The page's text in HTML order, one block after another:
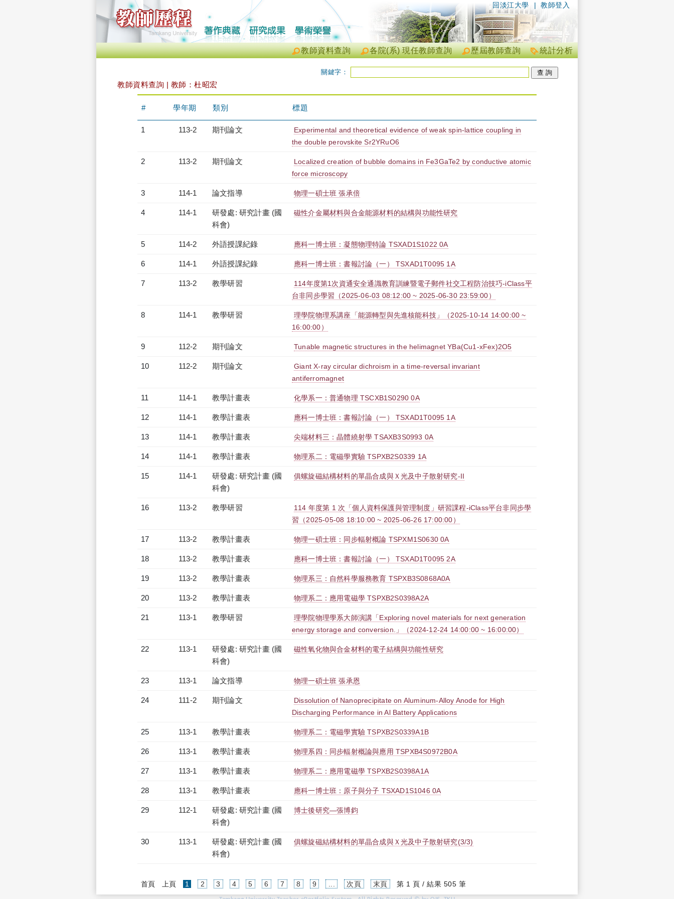
| 教師登入
回淡江大學
統計分析
歷屆教師查詢
各院(系) 現任教師查詢
教師資料查詢
關鍵字：
教師資料查詢 | 教師：杜昭宏
# 學年期 類別 標題
1 113-2 期刊論文
Experimental and theoretical evidence of weak spin-lattice coupling in
the double perovskite Sr2YRuO6
2 113-2 期刊論文
Localized creation of bubble domains in Fe3GaTe2 by conductive atomic
force microscopy
3 114-1 論文指導 物理一碩士班 張承倍
4 114-1
研發處: 研究計畫 (國
科會)
磁性介金屬材料與合金能源材料的結構與功能性研究
5 114-2 外語授課紀錄 應科一博士班：凝態物理特論 TSXAD1S1022 0A
6 114-1 外語授課紀錄 應科一博士班：書報討論（一） TSXAD1T0095 1A
7 113-2 教學研習
114年度第1次資通安全通識教育訓練暨電子郵件社交工程防治技巧-iClass平
台非同步學習（2025-06-03 08:12:00 ~ 2025-06-30 23:59:00）
8 114-1 教學研習
理學院物理系講座「能源轉型與先進核能科技」（2025-10-14 14:00:00 ~
16:00:00）
9 112-2 期刊論文 Tunable magnetic structures in the helimagnet YBa(Cu1-xFex)2O5
10 112-2 期刊論文
Giant X-ray circular dichroism in a time-reversal invariant
antiferromagnet
11 114-1 教學計畫表 化學系一：普通物理 TSCXB1S0290 0A
12 114-1 教學計畫表 應科一博士班：書報討論（一） TSXAD1T0095 1A
13 114-1 教學計畫表 尖端材料三：晶體繞射學 TSAXB3S0993 0A
14 114-1 教學計畫表 物理系二：電磁學實驗 TSPXB2S0339 1A
15 114-1
研發處: 研究計畫 (國
科會)
俱螺旋磁結構材料的單晶合成與Ｘ光及中子散射研究-II
16 113-2 教學研習
114 年度第 1 次「個人資料保護與管理制度」研習課程-iClass平台非同步學
習（2025-05-08 18:10:00 ~ 2025-06-26 17:00:00）
17 113-2 教學計畫表 物理一碩士班：同步輻射概論 TSPXM1S0630 0A
18 113-2 教學計畫表 應科一博士班：書報討論（一） TSXAD1T0095 2A
19 113-2 教學計畫表 物理系三：自然科學服務教育 TSPXB3S0868A0A
20 113-2 教學計畫表 物理系二：應用電磁學 TSPXB2S0398A2A
21 113-1 教學研習
理學院物理學系大師演講「Exploring novel materials for next generation
energy storage and conversion.」（2024-12-24 14:00:00 ~ 16:00:00）
22 113-1
研發處: 研究計畫 (國
科會)
磁性氧化物與合金材料的電子結構與功能性研究
23 113-1 論文指導 物理一碩士班 張承恩
24 111-2 期刊論文
Dissolution of Nanoprecipitate on Aluminum-Alloy Anode for High
Discharging Performance in Al Battery Applications
25 113-1 教學計畫表 物理系二：電磁學實驗 TSPXB2S0339A1B
26 113-1 教學計畫表 物理系四：同步輻射概論與應用 TSPXB4S0972B0A
27 113-1 教學計畫表 物理系二：應用電磁學 TSPXB2S0398A1A
28 113-1 教學計畫表 應科一博士班：原子與分子 TSXAD1S1046 0A
29 112-1
研發處: 研究計畫 (國
科會)
博士後研究—張博鈞
30 113-1
研發處: 研究計畫 (國
科會)
俱螺旋磁結構材料的單晶合成與Ｘ光及中子散射研究(3/3)
首頁 上頁 1 (current)
2 3 4 5 6 7 8 9 次頁 末頁 第 1 頁 / 結果 505 筆